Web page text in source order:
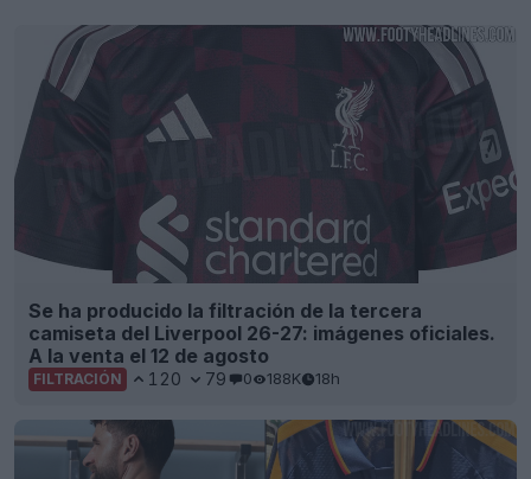
Se ha producido la filtración de la tercera
camiseta del Liverpool 26-27: imágenes oficiales.
A la venta el 12 de agosto
FILTRACIÓN 120 79 0 188K 18h